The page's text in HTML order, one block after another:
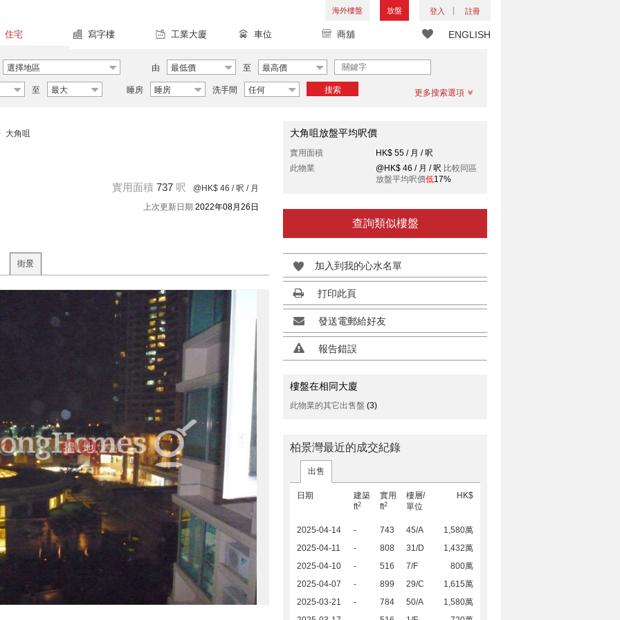
海外樓盤 放盤 登入 註冊
ENGLISH
住宅 寫字樓 工業大廈 車位 商舖
選擇地區 由 最低價 至 最高價
至 最大 睡房 睡房 洗手間 任何 搜索 更多搜索選項
大角咀
實用面積 737 呎 @HK$ 46 / 呎 / 月
上次更新日期 2022年08月26日
街景
大角咀放盤平均呎價
實用面積
HK$ 55 / 月 / 呎
此物業
@HK$ 46 / 月 / 呎 比較同區
放盤平均呎價低17%
查詢類似樓盤
加入到我的心水名單
打印此頁
發送電郵給好友
報告錯誤
樓盤在相同大廈
此物業的其它出售盤 (3)
柏景灣最近的成交紀錄
出售
日期
建築
ft2
實用
ft2
樓層/
單位
HK$
2025-04-14 - 743 45/A
1,580萬
2025-04-11
- 808 31/D
1,432萬
2025-04-10
- 516 7/F
800萬
2025-04-07
- 899 29/C
1,615萬
2025-03-21
- 784 50/A
1,580萬